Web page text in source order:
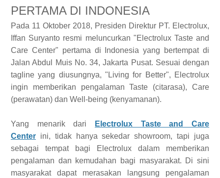
PERTAMA DI INDONESIA
Pada 11 Oktober 2018, Presiden Direktur PT. Electrolux,
Iffan Suryanto resmi meluncurkan "Electrolux Taste and
Care Center" pertama di Indonesia yang bertempat di
Jalan Abdul Muis No. 34, Jakarta Pusat. Sesuai dengan
tagline yang diusungnya, "Living for Better", Electrolux
ingin memberikan pengalaman Taste (citarasa), Care
(perawatan) dan Well-being (kenyamanan).
Yang menarik dari
Electrolux Taste and Care
Center ini, tidak hanya sekedar showroom, tapi juga
sebagai tempat bagi Electrolux dalam memberikan
pengalaman dan kemudahan bagi masyarakat. Di sini
masyarakat dapat merasakan langsung pengalaman